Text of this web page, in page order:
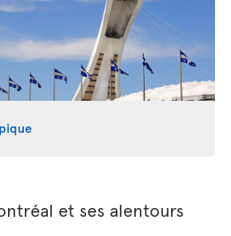
et ses alentours